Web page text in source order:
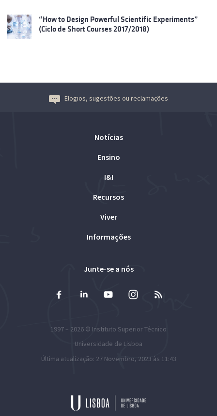
“How to Design Powerful Scientific Experiments”
(Ciclo de Short Courses 2017/2018)
Elogios, sugestões ou reclamações
Notícias
Ensino
I&I
Recursos
Viver
Informações
Junte-se a nós
1997 – 2026 © Instituto Superior Técnico
Universidade de Lisboa
Última atualização: 27 Novembro, 2023 às 11:43